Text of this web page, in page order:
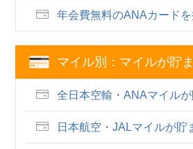
年会費無料のANAカード
マイル別：マイルが貯
全日本空輸・ANAマイル
日本航空・JALマイルが貯